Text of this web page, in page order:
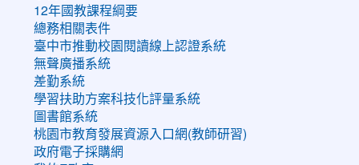
12年國教課程綱要
總務相關表件
臺中市推動校園閱讀線上認證系統
無聲廣播系統
差勤系統
學習扶助方案科技化評量系統
圖書館系統
桃園市教育發展資源入口網(教師研習)
政府電子採購網